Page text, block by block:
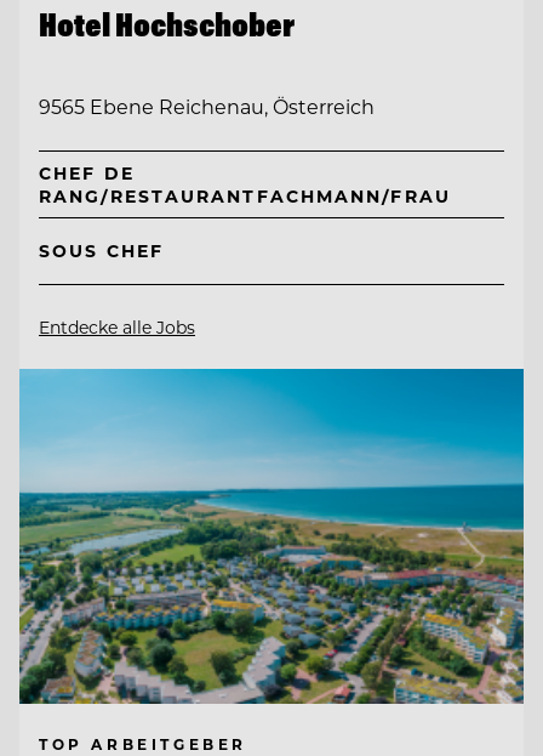
Hotel Hochschober
9565 Ebene Reichenau, Österreich
CHEF DE
RANG/RESTAURANTFACHMANN/FRAU
SOUS CHEF
Entdecke alle Jobs
TOP ARBEITGEBER